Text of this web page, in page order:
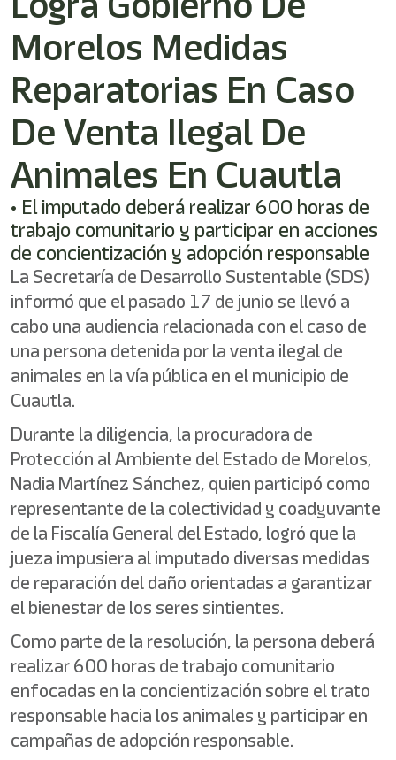
Morelos Medidas
Reparatorias En Caso
De Venta Ilegal De
Animales En Cuautla
• El imputado deberá realizar 600 horas de
trabajo comunitario y participar en acciones
de concientización y adopción responsable
La Secretaría de Desarrollo Sustentable (SDS)
informó que el pasado 17 de junio se llevó a
cabo una audiencia relacionada con el caso de
una persona detenida por la venta ilegal de
animales en la vía pública en el municipio de
Cuautla.
Durante la diligencia, la procuradora de
Protección al Ambiente del Estado de Morelos,
Nadia Martínez Sánchez, quien participó como
representante de la colectividad y coadyuvante
de la Fiscalía General del Estado, logró que la
jueza impusiera al imputado diversas medidas
de reparación del daño orientadas a garantizar
el bienestar de los seres sintientes.
Como parte de la resolución, la persona deberá
realizar 600 horas de trabajo comunitario
enfocadas en la concientización sobre el trato
responsable hacia los animales y participar en
campañas de adopción responsable.